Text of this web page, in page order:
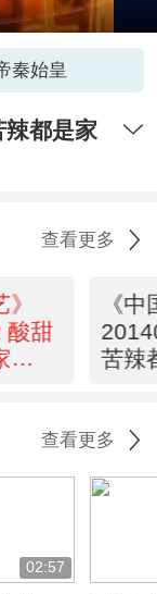
秦始皇
辣都是家
查看更多
酸甜
《
苦辣
查看更多
02:57